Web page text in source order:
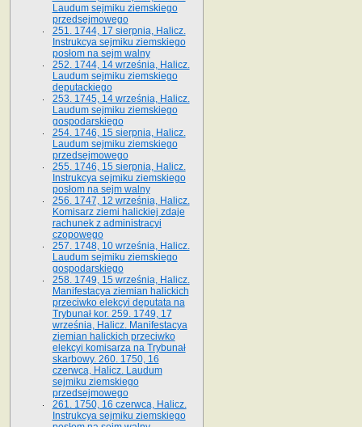
Laudum sejmiku ziemskiego
przedsejmowego
251. 1744, 17 sierpnia, Halicz.
Instrukcya sejmiku ziemskiego
posłom na sejm walny
252. 1744, 14 września, Halicz.
Laudum sejmiku ziemskiego
deputackiego
253. 1745, 14 września, Halicz.
Laudum sejmiku ziemskiego
gospodarskiego
254. 1746, 15 sierpnia, Halicz.
Laudum sejmiku ziemskiego
przedsejmowego
255. 1746, 15 sierpnia, Halicz.
Instrukcya sejmiku ziemskiego
posłom na sejm walny
256. 1747, 12 września, Halicz.
Komisarz ziemi halickiej zdaje
rachunek z administracyi
czopowego
257. 1748, 10 września, Halicz.
Laudum sejmiku ziemskiego
gospodarskiego
258. 1749, 15 września, Halicz.
Manifestacya ziemian halickich
przeciwko elekcyi deputata na
Trybunał kor. 259. 1749, 17
września, Halicz. Manifestacya
ziemian halickich przeciwko
elekcyi komisarza na Trybunał
skarbowy. 260. 1750, 16
czerwca, Halicz. Laudum
sejmiku ziemskiego
przedsejmowego
261. 1750, 16 czerwca, Halicz.
Instrukcya sejmiku ziemskiego